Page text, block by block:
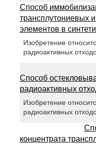
Способ
трансплутониевых
элементов в
Изобретение
радиоактивных
Способ
радиоактивных
Изобретение
радиоактивных
концентрата